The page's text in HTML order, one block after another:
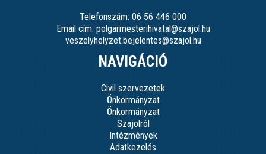
Telefonszám: 06 56 446 000
Email cím: polgarmesterihivatal@szajol.hu
veszelyhelyzet.bejelentes@szajol.hu
NAVIGÁCIÓ
Civil szervezetek
Önkormányzat
Önkormányzat
Szajolról
Intézmények
Adatkezelés